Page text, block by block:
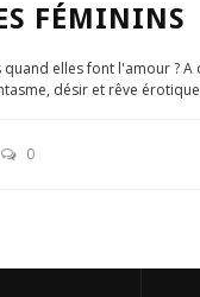
FÉMININS
elles font l'amour ? A
désir et rêve érotique
0